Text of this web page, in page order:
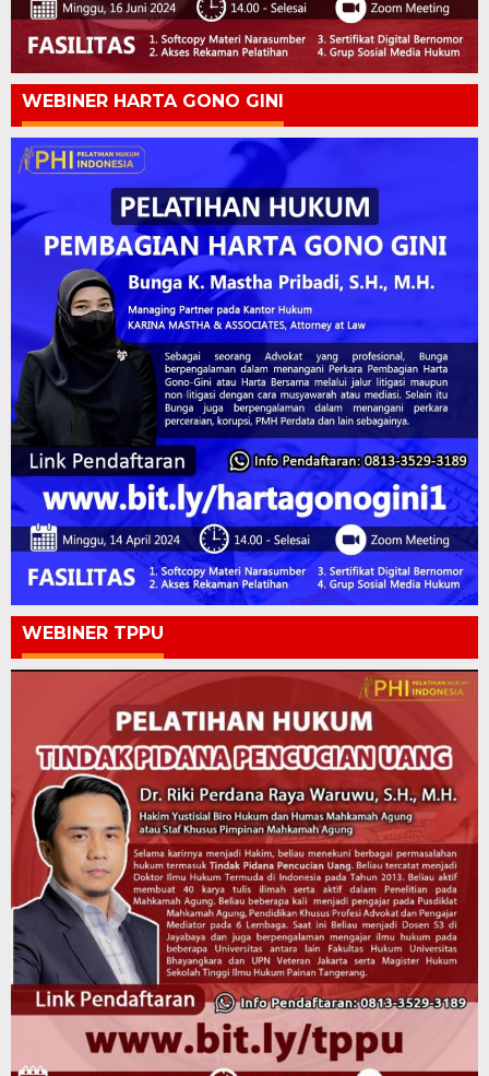
WEBINER HARTA GONO GINI
WEBINER TPPU